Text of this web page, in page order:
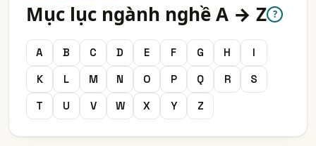
Mục lục ngành nghề A → Z ?
A B C D E F G H
I
K
L M N O P Q R
S
T
U V W X Y Z